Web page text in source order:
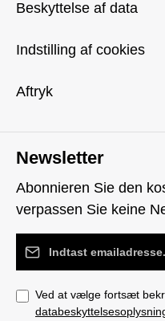
Newsletter
Abonnieren Sie den
verpassen Sie keine
Email adresse*
Ved at vælge fortsæt
Beskyttelse af data
Indstilling af cookies
Aftryk